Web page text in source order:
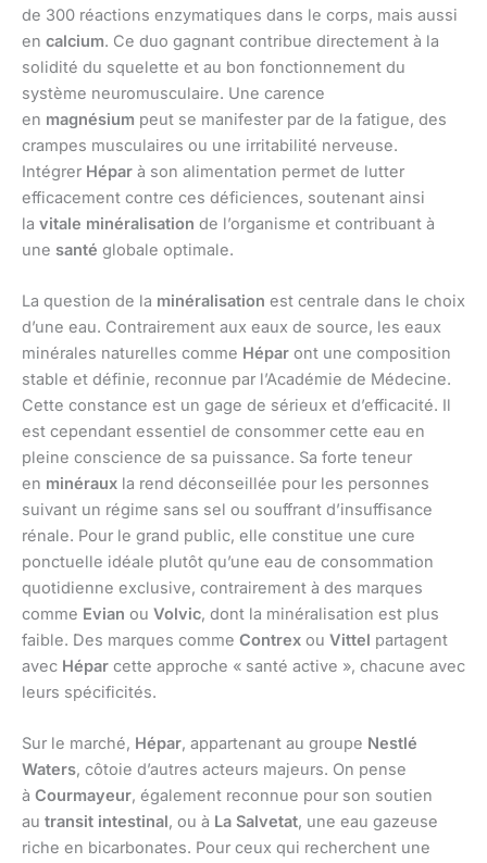
de 300 réactions enzymatiques dans le corps, mais aussi
en calcium. Ce duo gagnant contribue directement à la
solidité du squelette et au bon fonctionnement du
système neuromusculaire. Une carence
en magnésium peut se manifester par de la fatigue, des
crampes musculaires ou une irritabilité nerveuse.
Intégrer Hépar à son alimentation permet de lutter
efficacement contre ces déficiences, soutenant ainsi
la vitale minéralisation de l’organisme et contribuant à
une santé globale optimale.
La question de la minéralisation est centrale dans le choix
d’une eau. Contrairement aux eaux de source, les eaux
minérales naturelles comme Hépar ont une composition
stable et définie, reconnue par l’Académie de Médecine.
Cette constance est un gage de sérieux et d’efficacité. Il
est cependant essentiel de consommer cette eau en
pleine conscience de sa puissance. Sa forte teneur
en minéraux la rend déconseillée pour les personnes
suivant un régime sans sel ou souffrant d’insuffisance
rénale. Pour le grand public, elle constitue une cure
ponctuelle idéale plutôt qu’une eau de consommation
quotidienne exclusive, contrairement à des marques
comme Evian ou Volvic, dont la minéralisation est plus
faible. Des marques comme Contrex ou Vittel partagent
avec Hépar cette approche « santé active », chacune avec
leurs spécificités.
Sur le marché, Hépar, appartenant au groupe Nestlé
Waters, côtoie d’autres acteurs majeurs. On pense
à Courmayeur, également reconnue pour son soutien
au transit intestinal, ou à La Salvetat, une eau gazeuse
riche en bicarbonates. Pour ceux qui recherchent une